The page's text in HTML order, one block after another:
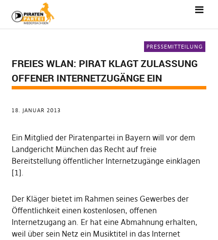
PRESSEMITTEILUNG
FREIES WLAN: PIRAT KLAGT ZULASSUNG
OFFENER INTERNETZUGÄNGE EIN
18. JANUAR 2013
Ein Mitglied der Piratenpartei in Bayern will vor dem
Landgericht München das Recht auf freie
Bereitstellung öffentlicher Internetzugänge einklagen
[1].
Der Kläger bietet im Rahmen seines Gewerbes der
Öffentlichkeit einen kostenlosen, offenen
Internetzugang an. Er hat eine Abmahnung erhalten,
weil über sein Netz ein Musiktitel in das Internet